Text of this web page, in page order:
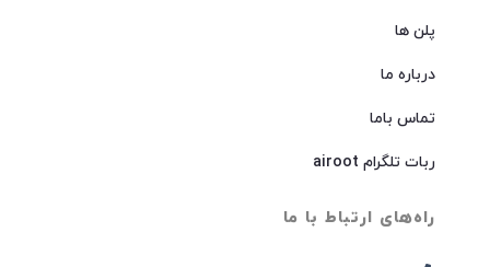
پلن ها
درباره ما
تماس باما
ربات تلگرام airoot
راه‌های ارتباط با ما